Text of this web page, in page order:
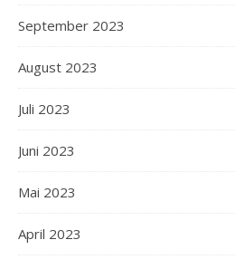
September 2023
August 2023
Juli 2023
Juni 2023
Mai 2023
April 2023